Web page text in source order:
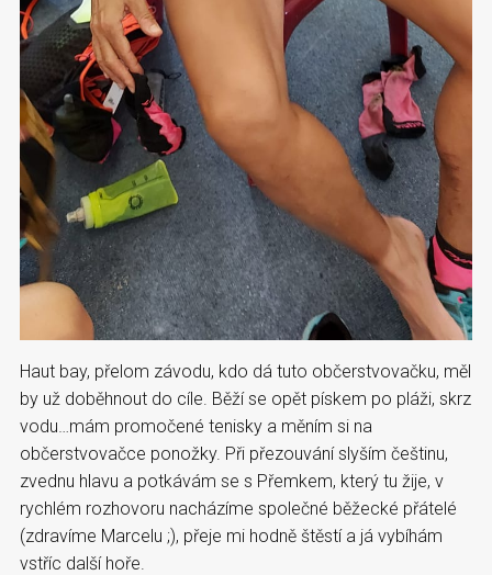
Haut bay, přelom závodu, kdo dá tuto občerstvovačku, měl
by už doběhnout do cíle. Běží se opět pískem po pláži, skrz
vodu…mám promočené tenisky a měním si na
občerstvovačce ponožky. Při přezouvání slyším češtinu,
zvednu hlavu a potkávám se s Přemkem, který tu žije, v
rychlém rozhovoru nacházíme společné běžecké přátelé
(zdravíme Marcelu ;), přeje mi hodně štěstí a já vybíhám
vstříc další hoře.